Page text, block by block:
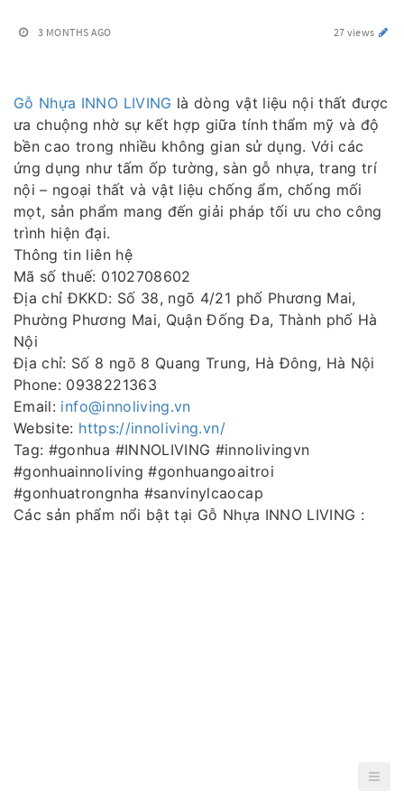
3 MONTHS AGO 27 views
Gỗ Nhựa INNO LIVING là dòng vật liệu nội thất được
ưa chuộng nhờ sự kết hợp giữa tính thẩm mỹ và độ
bền cao trong nhiều không gian sử dụng. Với các
ứng dụng như tấm ốp tường, sàn gỗ nhựa, trang trí
nội – ngoại thất và vật liệu chống ẩm, chống mối
mọt, sản phẩm mang đến giải pháp tối ưu cho công
trình hiện đại.
Thông tin liên hệ
Mã số thuế: 0102708602
Địa chỉ ĐKKD: Số 38, ngõ 4/21 phố Phương Mai,
Phường Phương Mai, Quận Đống Đa, Thành phố Hà
Nội
Địa chỉ: Số 8 ngõ 8 Quang Trung, Hà Đông, Hà Nội
Phone: 0938221363
Email: info@innoliving.vn
Website: https://innoliving.vn/
Tag: #gonhua #INNOLIVING #innolivingvn
#gonhuainnoliving #gonhuangoaitroi
#gonhuatrongnha #sanvinylcaocap
Các sản phẩm nổi bật tại Gỗ Nhựa INNO LIVING :